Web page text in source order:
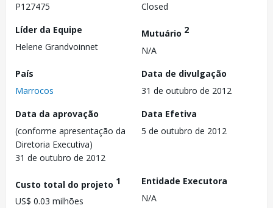
P127475
Closed
Líder da Equipe
Helene Grandvoinnet
Mutuário 2
N/A
País
Marrocos
Data de divulgação
31 de outubro de 2012
Data da aprovação
(conforme apresentação da
Diretoria Executiva)
31 de outubro de 2012
Data Efetiva
5 de outubro de 2012
Custo total do projeto 1
US$ 0.03 milhões
Entidade Executora
N/A